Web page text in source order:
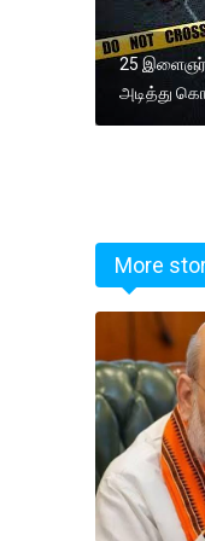
25
அடித்து
More